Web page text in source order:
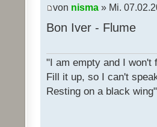
von nisma » Mi.
Bon Iver - Flume
"I am empty and I won't
Fill it up, so I can't
Resting on a black wing"